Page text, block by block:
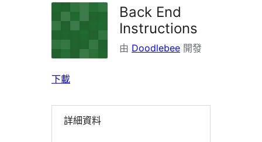
Back End
Instructions
由 Doodlebee 開發
下載
詳細資料